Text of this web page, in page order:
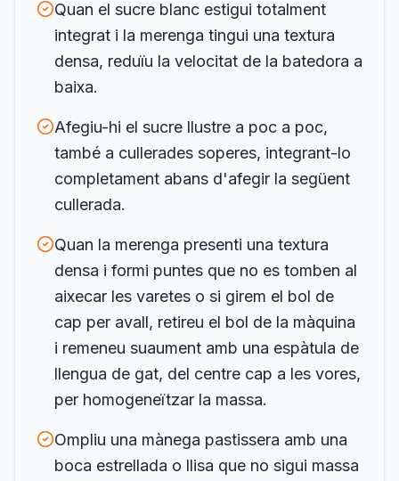
Quan el sucre blanc estigui totalment
integrat i la merenga tingui una textura
densa, reduïu la velocitat de la batedora a
baixa.
Afegiu-hi el sucre llustre a poc a poc,
també a cullerades soperes, integrant-lo
completament abans d'afegir la següent
cullerada.
Quan la merenga presenti una textura
densa i formi puntes que no es tomben al
aixecar les varetes o si girem el bol de
cap per avall, retireu el bol de la màquina
i remeneu suaument amb una espàtula de
llengua de gat, del centre cap a les vores,
per homogeneïtzar la massa.
Ompliu una mànega pastissera amb una
boca estrellada o llisa que no sigui massa